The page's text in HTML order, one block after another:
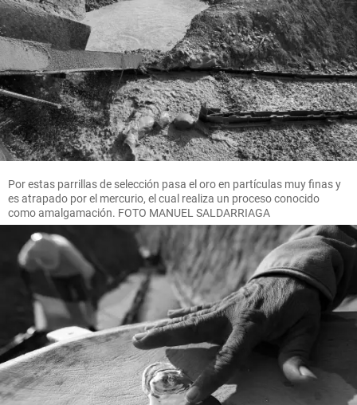
Por estas parrillas de selección pasa el oro en partículas muy finas y
es atrapado por el mercurio, el cual realiza un proceso conocido
como amalgamación. FOTO MANUEL SALDARRIAGA